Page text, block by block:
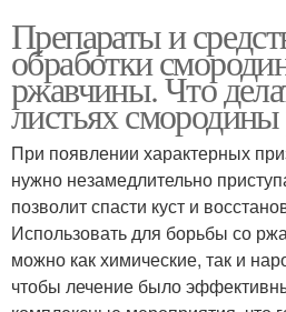
Препараты и
обработки
ржавчины. Что
листьях
При появлении характерных
нужно незамедлительно
позволит спасти куст и
Использовать для борьбы со
можно как химические, так и
чтобы лечение было